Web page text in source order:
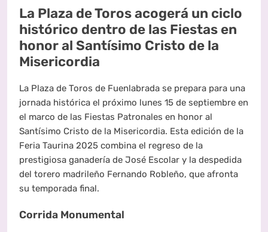
La Plaza de Toros acogerá un ciclo
histórico dentro de las Fiestas en
honor al Santísimo Cristo de la
Misericordia
La Plaza de Toros de Fuenlabrada se prepara para una
jornada histórica el próximo lunes 15 de septiembre en
el marco de las Fiestas Patronales en honor al
Santísimo Cristo de la Misericordia. Esta edición de la
Feria Taurina 2025 combina el regreso de la
prestigiosa ganadería de José Escolar y la despedida
del torero madrileño Fernando Robleño, que afronta
su temporada final.
Corrida Monumental